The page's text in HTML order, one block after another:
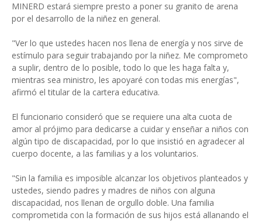
MINERD estará siempre presto a poner su granito de arena
por el desarrollo de la niñez en general.
"Ver lo que ustedes hacen nos llena de energía y nos sirve de
estímulo para seguir trabajando por la niñez. Me comprometo
a suplir, dentro de lo posible, todo lo que les haga falta y,
mientras sea ministro, les apoyaré con todas mis energías",
afirmó el titular de la cartera educativa.
El funcionario consideró que se requiere una alta cuota de
amor al prójimo para dedicarse a cuidar y enseñar a niños con
algún tipo de discapacidad, por lo que insistió en agradecer al
cuerpo docente, a las familias y a los voluntarios.
"Sin la familia es imposible alcanzar los objetivos planteados y
ustedes, siendo padres y madres de niños con alguna
discapacidad, nos llenan de orgullo doble. Una familia
comprometida con la formación de sus hijos está allanando el